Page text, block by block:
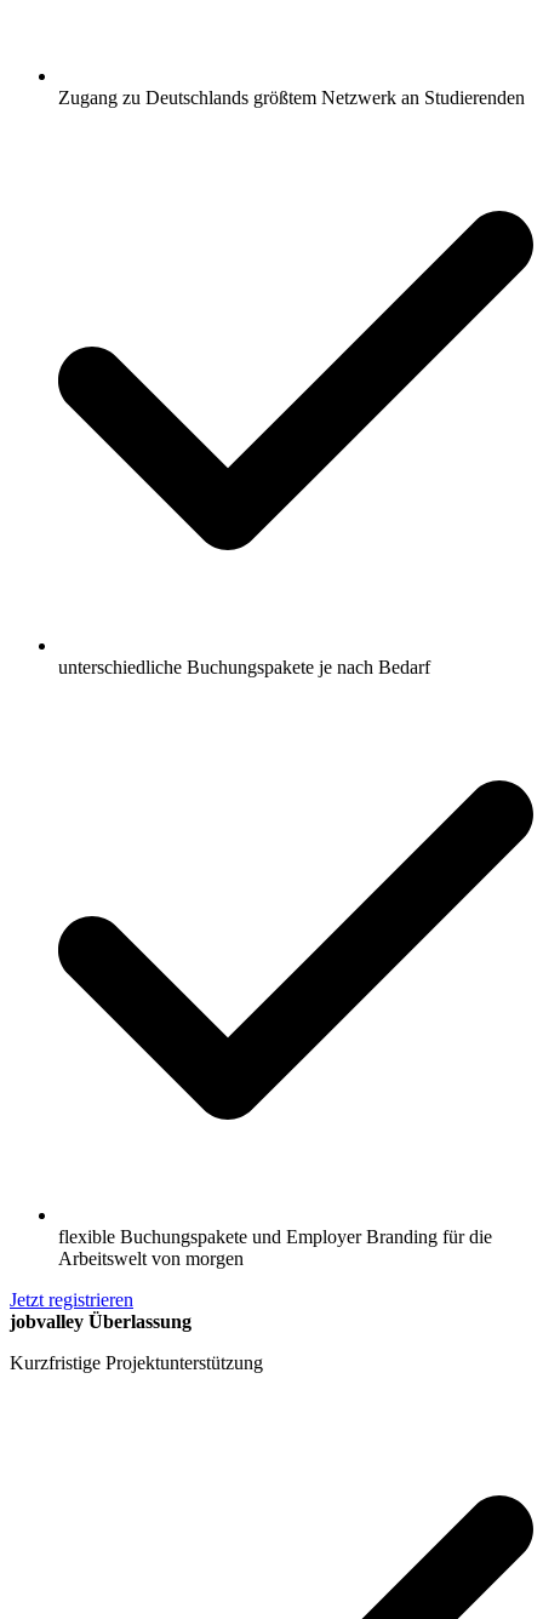
Zugang zu Deutschlands größtem Netzwerk an Studierenden
unterschiedliche Buchungspakete je nach Bedarf
flexible Buchungspakete und Employer Branding für die
Arbeitswelt von morgen
Jetzt registrieren
jobvalley Überlassung
Kurzfristige Projektunterstützung